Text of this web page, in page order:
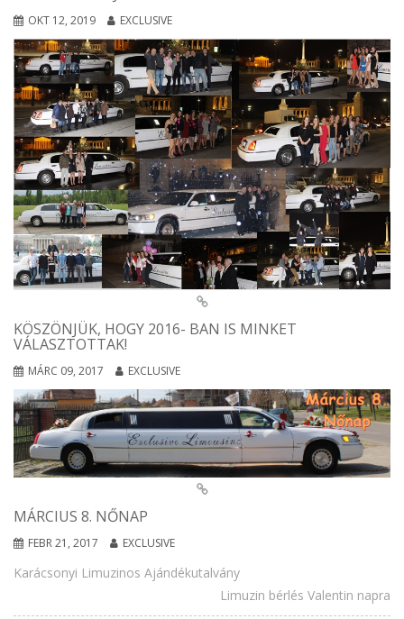
OKT 12, 2019 EXCLUSIVE
KÖSZÖNJÜK, HOGY 2016- BAN IS MINKET
VÁLASZTOTTAK!
MÁRC 09, 2017 EXCLUSIVE
MÁRCIUS 8. NŐNAP
FEBR 21, 2017 EXCLUSIVE
Karácsonyi Limuzinos Ajándékutalvány
Limuzin bérlés Valentin napra